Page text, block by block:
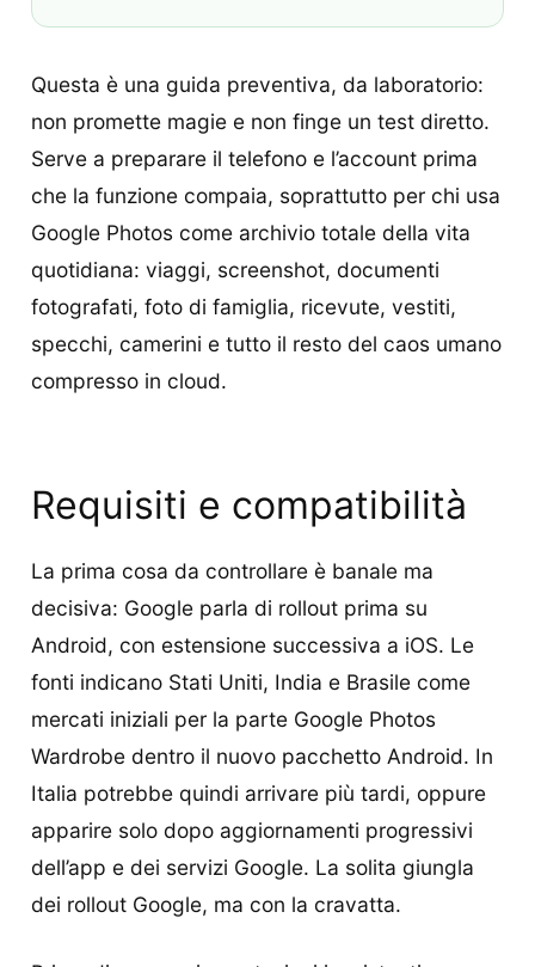
Questa è una guida preventiva, da laboratorio:
non promette magie e non finge un test diretto.
Serve a preparare il telefono e l’account prima
che la funzione compaia, soprattutto per chi usa
Google Photos come archivio totale della vita
quotidiana: viaggi, screenshot, documenti
fotografati, foto di famiglia, ricevute, vestiti,
specchi, camerini e tutto il resto del caos umano
compresso in cloud.
Requisiti e compatibilità
La prima cosa da controllare è banale ma
decisiva: Google parla di rollout prima su
Android, con estensione successiva a iOS. Le
fonti indicano Stati Uniti, India e Brasile come
mercati iniziali per la parte Google Photos
Wardrobe dentro il nuovo pacchetto Android. In
Italia potrebbe quindi arrivare più tardi, oppure
apparire solo dopo aggiornamenti progressivi
dell’app e dei servizi Google. La solita giungla
dei rollout Google, ma con la cravatta.